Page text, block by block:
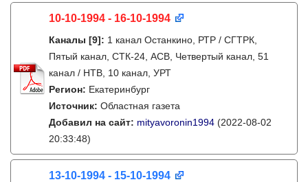
10-10-1994 - 16-10-1994
Каналы [9]: 1 канал Останкино, РТР / СГТРК,
Пятый канал, СТК-24, АСВ, Четвертый канал, 51
канал / НТВ, 10 канал, УРТ
Регион: Екатеринбург
Источник: Областная газета
Добавил на сайт: mityavoronin1994 (2022-08-02
20:33:48)
13-10-1994 - 15-10-1994